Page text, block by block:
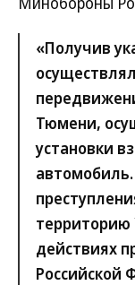
«Получив
Тюмени,
установки
территорию
действиях
Российской